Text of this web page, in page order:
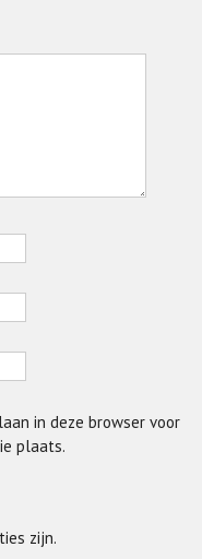
in deze browser voor
plaats.
zijn.